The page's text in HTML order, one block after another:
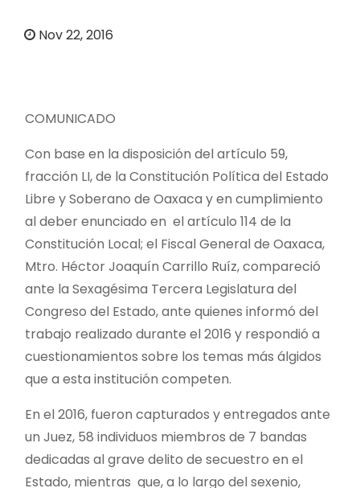
Nov 22, 2016
COMUNICADO
Con base en la disposición del artículo 59,
fracción LI, de la Constitución Política del Estado
Libre y Soberano de Oaxaca y en cumplimiento
al deber enunciado en el artículo 114 de la
Constitución Local; el Fiscal General de Oaxaca,
Mtro. Héctor Joaquín Carrillo Ruíz, compareció
ante la Sexagésima Tercera Legislatura del
Congreso del Estado, ante quienes informó del
trabajo realizado durante el 2016 y respondió a
cuestionamientos sobre los temas más álgidos
que a esta institución competen.
En el 2016, fueron capturados y entregados ante
un Juez, 58 individuos miembros de 7 bandas
dedicadas al grave delito de secuestro en el
Estado, mientras que, a lo largo del sexenio,